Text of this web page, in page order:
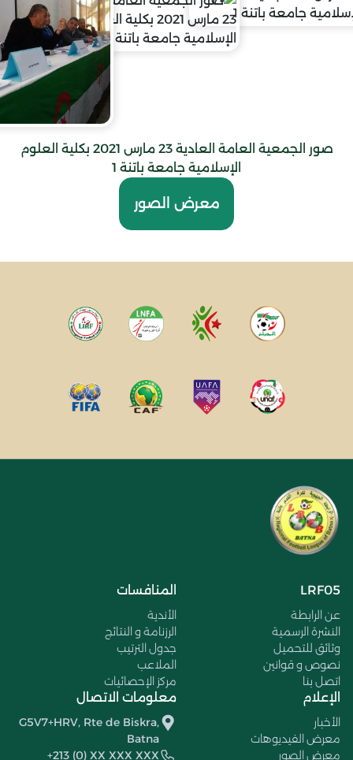
صور الجمعية العامة العادية 23 مارس 2021 بكلية العلوم
الإسلامية جامعة باتنة 1
معرض الصور
LRF05
عن الرابطة
النشرة الرسمية
وثائق للتحميل
نصوص و قوانين
اتصل بنا
المنافسات
الأندية
الرزنامة و النتائج
جدول الترتيب
الملاعب
مركز الإحصائيات
الإعلام
الأخبار
معرض الفيديوهات
معرض الصور
معلومات الاتصال
G5V7+HRV, Rte de Biskra,
Batna
+213 (0) XX XXX XXX